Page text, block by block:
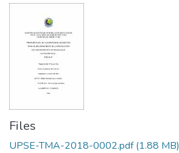
Files
UPSE-TMA-2018-0002.pdf(1.88 MB)